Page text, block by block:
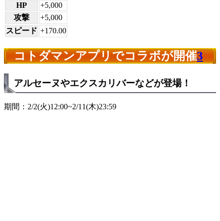
HP
+5,000
攻撃
+5,000
スピード +170.00
コトダマンアプリでコラボが開催3
アルセーヌやエクスカリバーなどが登場！
期間：2/2(火)12:00~2/11(木)23:59